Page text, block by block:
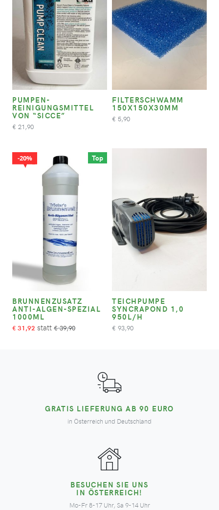
PUMPEN-
REINIGUNGSMITTEL
VON “SICCE”
€ 21,90
FILTERSCHWAMM
150X150X30MM
€ 5,90
Top
20%
BRUNNENZUSATZ
ANTI-ALGEN-SPEZIAL
1000ML
€ 31,92 €39,90
TEICHPUMPE
SYNCRAPOND 1,0
950L/H
€ 93,90
GRATIS LIEFERUNG AB 90 EURO
in Österreich und Deutschland
BESUCHEN SIE UNS
IN ÖSTERREICH!
Mo-Fr 8-17 Uhr, Sa 9-14 Uhr